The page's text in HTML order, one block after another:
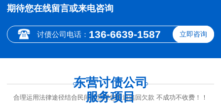
期待您在线留言或来电咨询
讨债公司电话： 136-6639-1587 立即咨询
东营讨债公司
服务项目
合理运用法律途径结合民间智慧帮您快速追回欠款 不成功不收费！！